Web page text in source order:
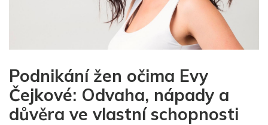
Podnikání žen očima Evy
Čejkové: Odvaha, nápady a
důvěra ve vlastní schopnosti